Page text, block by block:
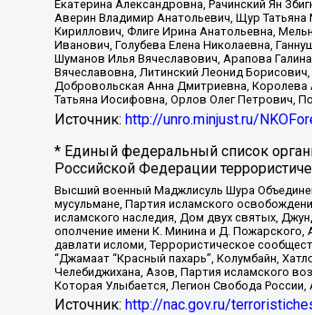
Екатерина Александровна, Рачинский Ян
Аверин Владимир Анатольевич, Щур
Кириллович, Флиге Ирина Анатольевна,
Иванович, Голубева Елена Николаевна,
Шуманов Илья Вячеславович, Арапова
Вячеславовна, Литинский Леонид
Добровольская Анна Дмитриевна, Королева
Татьяна Иосифовна, Орлов Олег Петрович,
Источник: http://unro.minjust.ru/
* Единый федеральный список
Российской Федерации
Высший военный Маджлисуль Шура
мусульмане, Партия исламского
исламского наследия, Дом двух святых,
ополчение имени К. Минина и Д. Пожарского,
давлати исломи, Террористическое
“Джамаат “Красный пахарь”, Колумбайн,
Челебиджихана, Азов, Партия исламского
Которая Улыбается, Легион Свобода
Источник: http://nac.gov.ru/